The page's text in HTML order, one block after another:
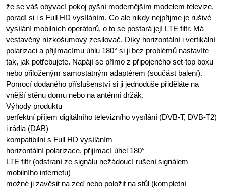
že se váš obývací pokoj pyšní modernějším modelem televize,
poradí si i s Full HD vysíláním. Co ale nikdy nejpřijme je rušivé
vysílání mobilních operátorů, o to se postará její LTE filtr. Má
vestavěný nízkošumový zesilovač. Díky horizontální i vertikální
polarizaci a přijímacímu úhlu 180° si ji bez problémů nastavíte
tak, jak potřebujete. Napájí se přímo z připojeného set-top boxu
nebo přiloženým samostatným adaptérem (součást balení).
Pomocí dodaného příslušenství si ji jednoduše přiděláte na
vnější stěnu domu nebo na anténní držák.
Výhody produktu
perfektní příjem digitálního televizního vysílání (DVB-T, DVB-T2)
i rádia (DAB)
kompatibilní s Full HD vysíláním
horizontální polarizace, přijímací úhel 180°
LTE filtr (odstraní ze signálu nežádoucí rušení signálem
mobilního internetu)
možné ji zavěsit na zeď nebo položit na stůl (kompletní